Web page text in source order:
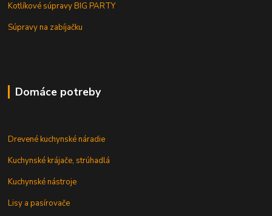
Kotlíkové súpravy BIG PARTY
Súpravy na zabíjačku
Domáce potreby
Drevené kuchynské náradie
Kuchynské krájače, strúhadlá
Kuchynské nástroje
Lisy a pasírovače